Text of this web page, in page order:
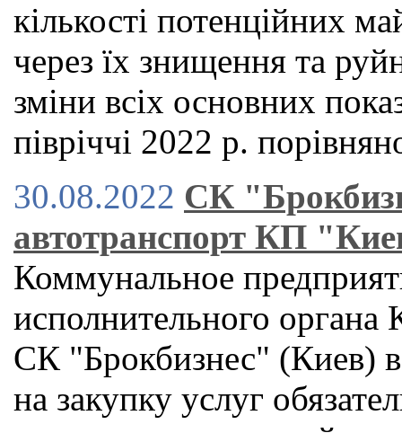
кількості потенційних
через їх знищення та
зміни всіх основних
півріччі 2022 р.
30.08.2022 СК
автотранспорт КП
Коммунальное
исполнительного органа
СК "Брокбизнес" (Киев)
на закупку услуг